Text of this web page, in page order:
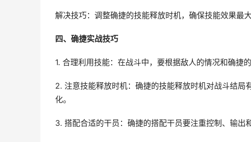
解决技巧：调整确捷的技能释放时机，确保技能效果最大
四、确捷实战技巧
1. 合理利用技能：在战斗中，要根据敌人的情况和确捷
2. 注意技能释放时机：确捷的技能释放时机对战斗结
化。
3. 搭配合适的干员：确捷的搭配干员要注重控制、输出